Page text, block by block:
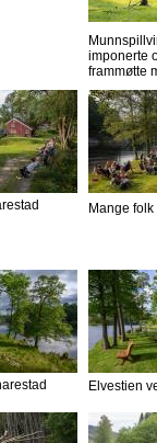
imponerte
frammøtte
Mange
Elvestien